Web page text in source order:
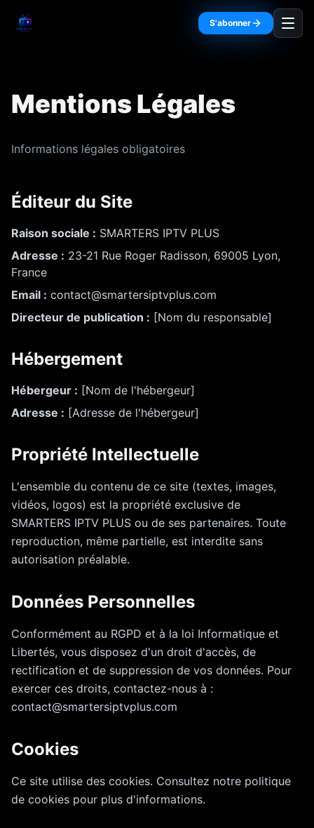
Aller au contenu principal
S'abonner
Mentions Légales
Informations légales obligatoires
Éditeur du Site
Raison sociale : SMARTERS IPTV PLUS
Adresse : 23-21 Rue Roger Radisson, 69005 Lyon,
France
Email : contact@smartersiptvplus.com
Directeur de publication : [Nom du responsable]
Hébergement
Hébergeur : [Nom de l'hébergeur]
Adresse : [Adresse de l'hébergeur]
Propriété Intellectuelle
L'ensemble du contenu de ce site (textes, images,
vidéos, logos) est la propriété exclusive de
SMARTERS IPTV PLUS ou de ses partenaires. Toute
reproduction, même partielle, est interdite sans
autorisation préalable.
Données Personnelles
Conformément au RGPD et à la loi Informatique et
Libertés, vous disposez d'un droit d'accès, de
rectification et de suppression de vos données. Pour
exercer ces droits, contactez-nous à :
contact@smartersiptvplus.com
Cookies
Ce site utilise des cookies. Consultez notre politique
de cookies pour plus d'informations.